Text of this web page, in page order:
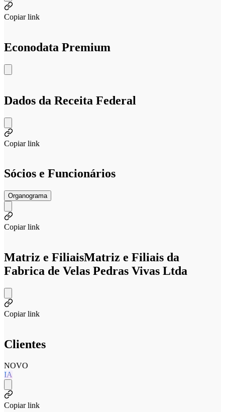
Copiar link
Econodata Premium
Dados da Receita Federal
Copiar link
Sócios e Funcionários
Organograma
Copiar link
Matriz e FiliaisMatriz e Filiais da
Fabrica de Velas Pedras Vivas Ltda
Copiar link
Clientes
NOVO
IA
Copiar link